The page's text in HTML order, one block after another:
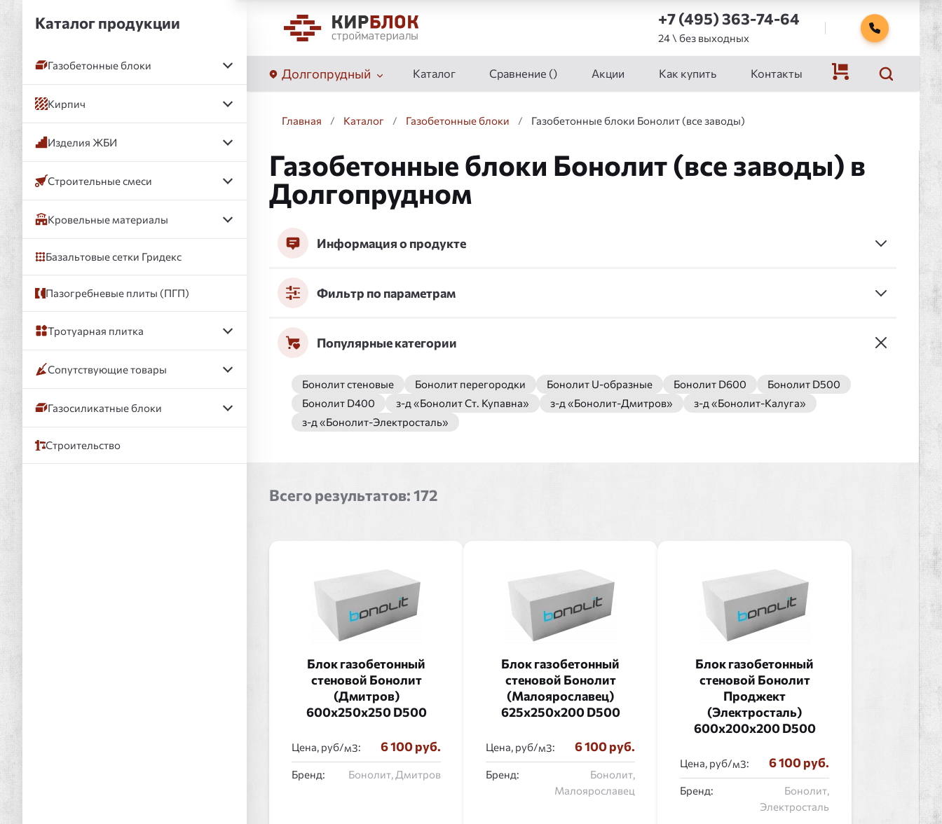
+7 (495) 363-74-64
24 \ без выходных
Долгопрудный Каталог Сравнение () Акции Как купить Контакты
Главная / Каталог / Газобетонные блоки / Газобетонные блоки Бонолит (все заводы)
Газобетонные блоки Бонолит (все заводы) в
Долгопрудном
Информация о продукте
Фильтр по параметрам
Популярные категории
Бонолит cтеновые Бонолит перегородки Бонолит U-образные Бонолит D600
Бонолит D500
Бонолит D400
з-д «Бонолит Ст. Купавна» з-д «Бонолит-Дмитров»
з-д «Бонолит-Калуга»
з-д «Бонолит-Электросталь»
Всего результатов:172
Блок газобетонный
стеновой Бонолит
(Дмитров)
600x250x250 D500
Цена, руб/ : 6 100 руб.
Бренд: Бонолит, Дмитров
Блок газобетонный
стеновой Бонолит
(Малоярославец)
625x250x200 D500
Цена, руб/ : 6 100 руб.
Бренд:
Бонолит,
Малоярославец
Блок газобетонный
стеновой Бонолит
Проджект
(Электросталь)
600x200x200 D500
Цена, руб/ : 6 100 руб.
Бренд:
Бонолит,
Электросталь
Каталог продукции
Газобетонные блоки
Кирпич
Изделия ЖБИ
Строительные смеси
Кровельные материалы
Базальтовые сетки Гридекс
Пазогребневые плиты (ПГП)
Тротуарная плитка
Сопутствующие товары
Газосиликатные блоки
Строительство